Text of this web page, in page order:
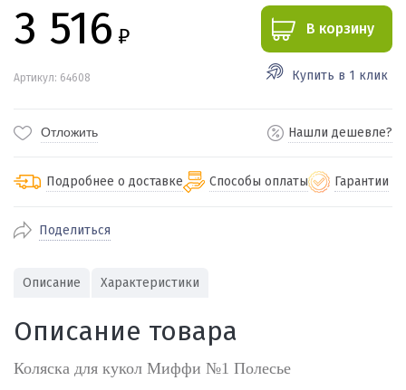
3 516 ₽
Артикул: 64608
В корзину
Купить в 1 клик
Отложить Нашли дешевле?
Подробнее о доставке
По Екатеринбургу бесплатная
По близлежащим городам
Отправляем во все регионы России
службами Пэк, Кит, Луч, Сдэк, Озон
доставка, Почта РФ или любой другой
Способы оплаты
Екатеринбурга и близлежащих
Через СБП при получении (для
Екатеринбурга и близлежащих
городов)
Гарантии
Поделиться
Описание Характеристики
Описание товара
Коляска для кукол Миффи №1 Полесье